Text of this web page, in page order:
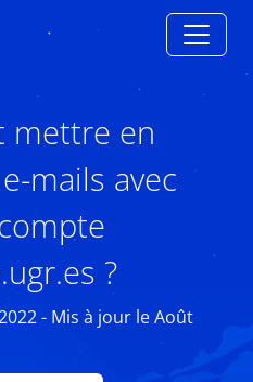
mettre en
mails avec
?
- Mis à jour le Août